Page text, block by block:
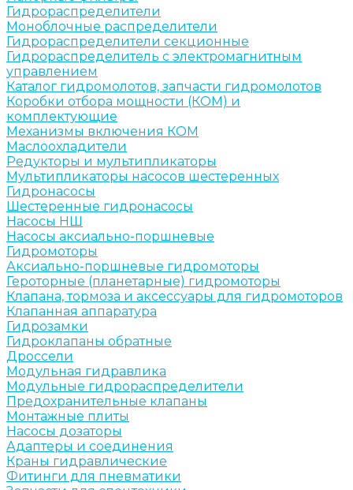
Гидрораспределители
Моноблочные распределители
Гидрораспределители секционные
Гидрораспределитель с электромагнитным
управлением
Каталог гидромолотов, запчасти гидромолотов
Коробки отбора мощности (КОМ) и
комплектующие
Механизмы включения КОМ
Маслоохладители
Редукторы и мультипликаторы
Мультипликаторы насосов шестеренных
Гидронасосы
Шестеренные гидронасосы
Насосы НШ
Насосы аксиально-поршневые
Гидромоторы
Аксиально-поршневые гидромоторы
Героторные (планетарные) гидромоторы
Клапана, тормоза и аксессуары для гидромоторов
Клапанная аппаратура
Гидрозамки
Гидроклапаны обратные
Дроссели
Модульная гидравлика
Модульные гидрораспределители
Предохранительные клапаны
Монтажные плиты
Насосы дозаторы
Адаптеры и соединения
Краны гидравлические
Фитинги для пневматики